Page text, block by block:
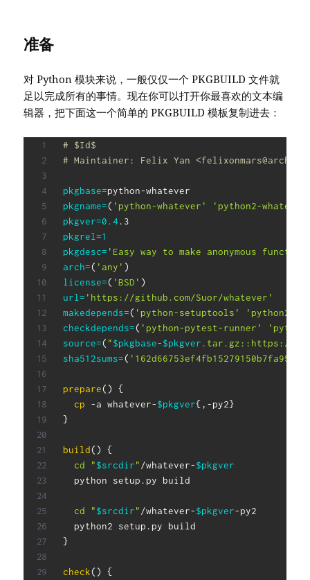
准备
对 Python 模块来说，一般仅仅一个 PKGBUILD 文件就
足以完成所有的事情。现在你可以打开你最喜欢的文本编
辑器，把下面这一个简单的 PKGBUILD 模板复制进去：
# $Id$
# Maintainer: Felix Yan
pkgbase=
pkgname=( 'python-whatever'
'python2-
pkgver=0.4
pkgrel=1
pkgdesc= 'Easy way to make anonymous
arch=( 'any' )
license=( 'BSD' )
url= 'https://github.com/Suor/whatever'
makedepends=( 'python-setuptools'
'python2-
checkdepends=( 'python-pytest-runner'
source=( "$pkgbase-$pkgver .tar.gz::https://
sha512sums=(
prepare( )
{
cp -a whatever-$pkgver{ ,-py2}
}
build( )
{
cd
"$srcdir"/whatever-$pkgver
  python setup.py build
cd "$srcdir"/whatever-$pkgver-py2
}
check( )
{